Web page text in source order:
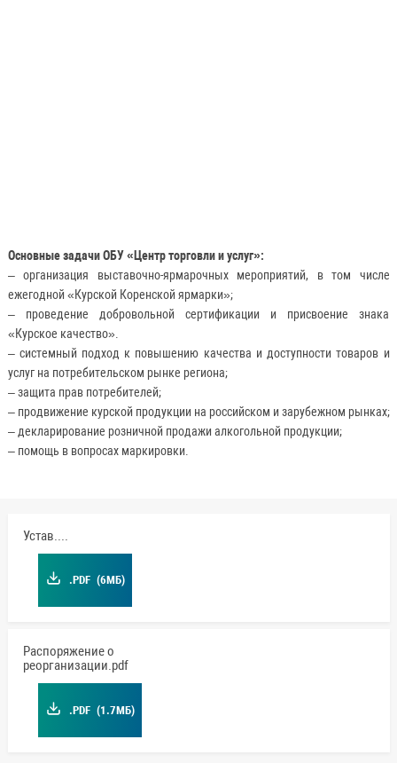
Основные задачи ОБУ «Центр торговли и услуг»:
– организация выставочно-ярмарочных мероприятий, в том числе
ежегодной «Курской Коренской ярмарки»;
– проведение добровольной сертификации и присвоение знака
«Курское качество».
– системный подход к повышению качества и доступности товаров и
услуг на потребительском рынке региона;
– защита прав потребителей;
– продвижение курской продукции на российском и зарубежном рынках;
– декларирование розничной продажи алкогольной продукции;
– помощь в вопросах маркировки.
Устав.pdf
.PDF (6МБ)
Распоряжение о
реорганизации.pdf
.PDF (1.7МБ)